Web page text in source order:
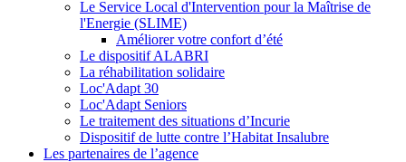
Le Service Local d'Intervention pour la Maîtrise de
l'Energie (SLIME)
Améliorer votre confort d’été
Le dispositif ALABRI
La réhabilitation solidaire
Loc'Adapt 30
Loc'Adapt Seniors
Le traitement des situations d’Incurie
Dispositif de lutte contre l’Habitat Insalubre
Les partenaires de l’agence